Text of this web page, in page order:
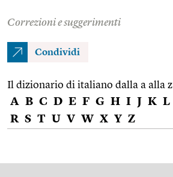
Correzioni e suggerimenti
Condividi
Il dizionario di italiano dalla a alla z
A B C D E F G H I J K L
R S T U V W X Y Z